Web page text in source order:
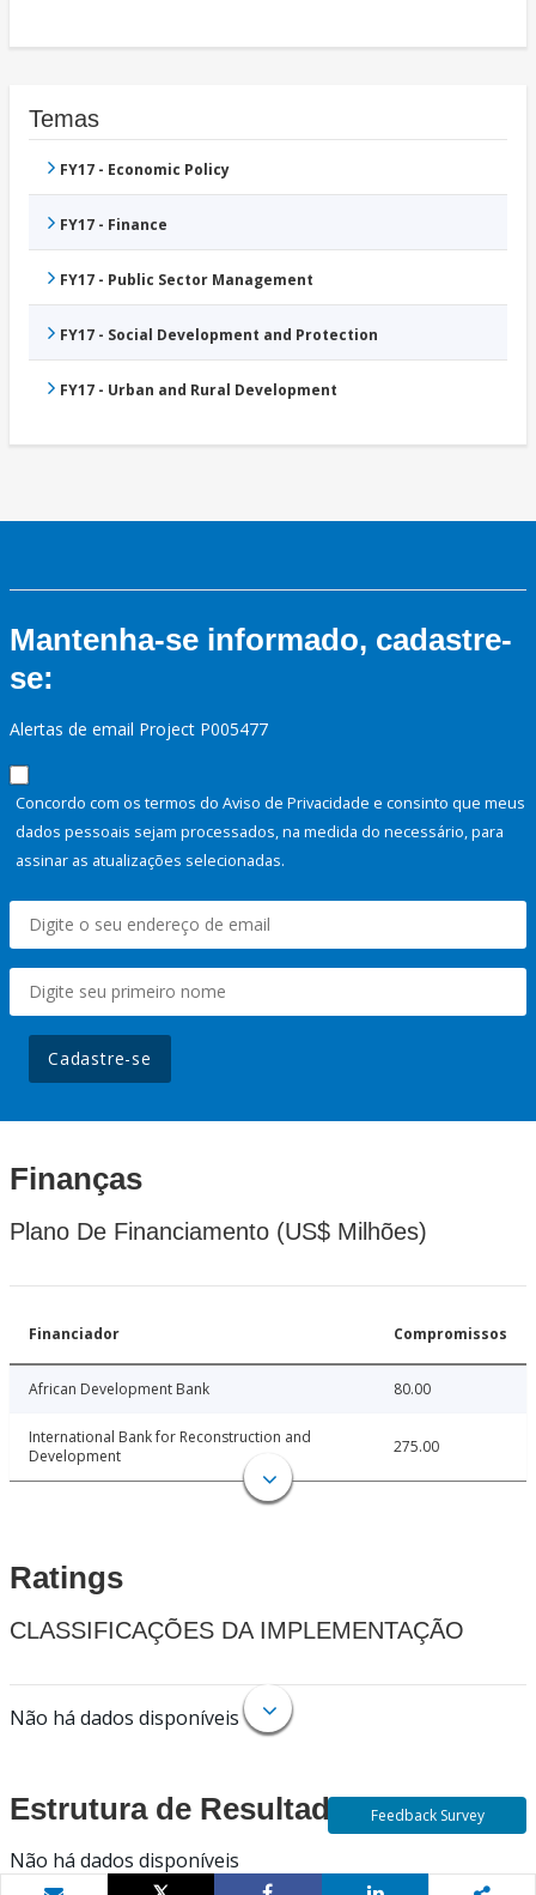
Temas
FY17 - Economic Policy
FY17 - Finance
FY17 - Public Sector Management
FY17 - Social Development and Protection
FY17 - Urban and Rural Development
Mantenha-se informado, cadastre-
se:
Alertas de email Project P005477
Concordo com os termos do Aviso de Privacidade e consinto que meus
dados pessoais sejam processados, na medida do necessário, para
assinar as atualizações selecionadas.
Cadastre-se
Finanças
Plano De Financiamento (US$ Milhões)
Financiador Compromissos
African Development Bank 80.00
International Bank for Reconstruction and
Development
275.00
Ratings
CLASSIFICAÇÕES DA IMPLEMENTAÇÃO
Não há dados disponíveis
Estrutura de Resultados
Não há dados disponíveis
Feedback Survey